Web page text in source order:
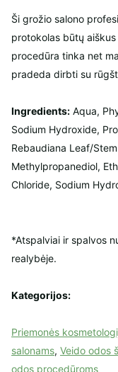
Ši grožio salono
protokolas būtų
procedūra tinka net
pradeda dirbti su
Ingredients: Aqua,
Sodium Hydroxide,
Rebaudiana Leaf/
Methylpropanediol,
Chloride, Sodium
*Atspalviai ir spalvos
realybėje.
Kategorijos:
Priemonės
salonams, Veido odos
odos procedūroms